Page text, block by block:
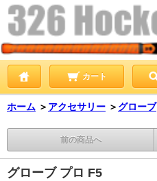
カート
ホーム ＞ アクセサリー ＞ グローブ
前の商品へ
グローブ プロ F5